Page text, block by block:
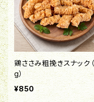
鶏ささみ粗挽きスナック
g）
¥850